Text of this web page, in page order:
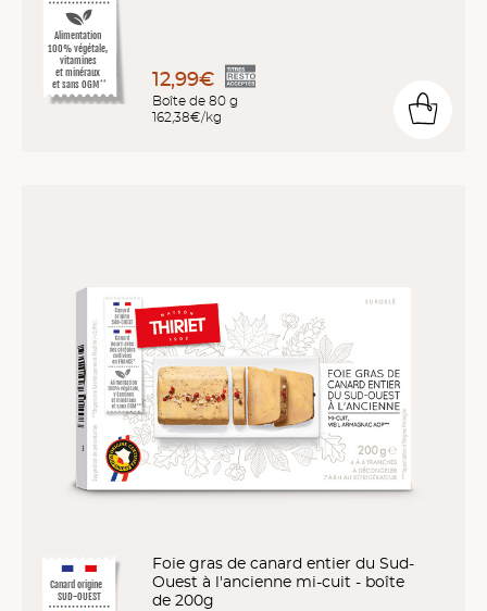
Alimentation
100% végétale,
vitamines
et minéraux
et sans OGM ** 12,99€
Boîte de 80 g
162,38€/kg
Canard origine
SUD-OUEST
Foie gras de canard entier du Sud-
Ouest à l'ancienne mi-cuit - boîte
de 200g